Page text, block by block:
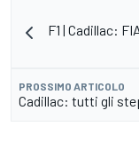
F1 | Cadillac:
PROSSIMO ARTICOLO
Cadillac: tutti gli